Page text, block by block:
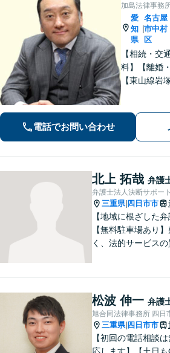
加島法律事務
愛
知
県
名古屋
市中村
区
【相続・交
料】【離婚
【東山線岩
電話でお問い合わせ
北上 拓哉 弁護
弁護士法人決断サポート
三重県| 四日市市
【地域に根ざした弁
【無料駐車場あり
く、法的サービスの
題／離婚問題／相続
業法務など、幅広
能。【明確な料金
ぞご連絡ください。
松波 伸一 弁護
旭合同法律事務所 四日
三重県| 四日市市
【初回の電話相談
応します】【土日